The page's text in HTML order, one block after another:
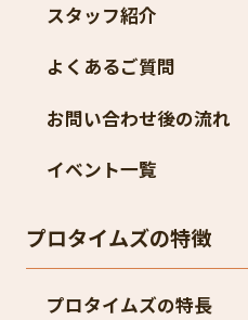
スタッフ紹介
よくあるご質問
お問い合わせ後の流れ
イベント一覧
プロタイムズの特徴
プロタイムズの特長